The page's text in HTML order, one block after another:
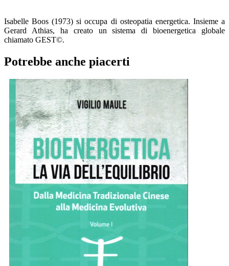
Isabelle Boos (1973) si occupa di osteopatia energetica. Insieme a
Gerard Athias, ha creato un sistema di bioenergetica globale
chiamato GEST©.
Potrebbe anche piacerti